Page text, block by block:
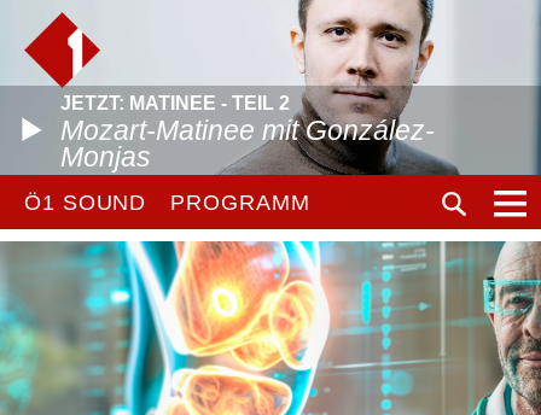
JETZT: MATINEE - TEIL 2
Mozart-Matinee mit González-
Monjas
Ö1 SOUND PROGRAMM